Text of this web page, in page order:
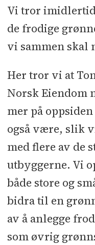
Vi tror imidlertid
de frodige
vi sammen skal
Her tror vi at
Norsk Eiendom
mer på
også være, slik
med flere av de
utbyggerne. Vi
både store og
bidra til en
av å anlegge
som øvrig